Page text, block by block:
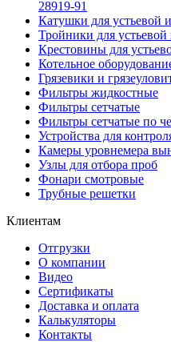
28919-91
Катушки для устьевой
Тройники для
Крестовины для
Котельное
Грязевики и
Фильтры жидкостные
Фильтры сетчатые
Фильтры сетчатые по
Устройства для
Камеры уровнемера
Узлы для отбора проб
Фонари смотровые
Трубные решетки
Клиентам
Отгрузки
О компании
Видео
Сертификаты
Доставка и оплата
Калькуляторы
Контакты